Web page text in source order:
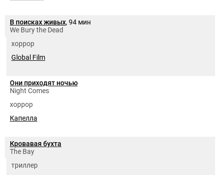
В поисках живых, 94 мин
We Bury the Dead
хоррор
Global Film
Они приходят ночью
Night Comes
хоррор
Капелла
Кровавая бухта
The Bay
триллер